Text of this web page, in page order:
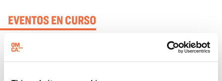
EVENTOS EN CURSO